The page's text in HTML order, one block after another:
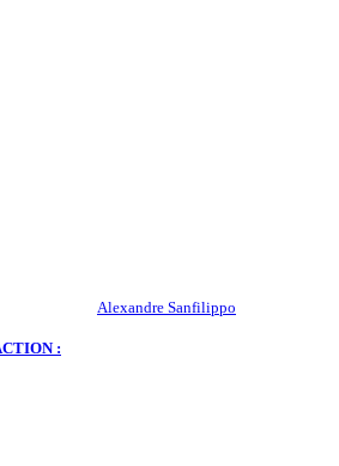
Alexandre Sanfilippo
: